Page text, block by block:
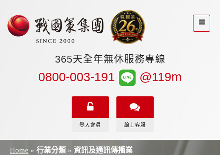
365天全年無休服務專線
0800-003-191 @119m
登入會員 線上客服
Home » 行業分類 » 資訊及通訊傳播業